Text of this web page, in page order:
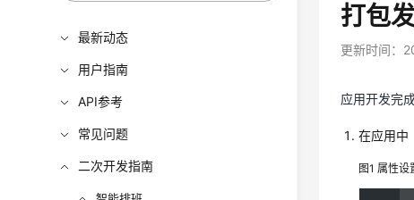
最新动态
用户指南
API参考
常见问题
二次开发指南
打包
更新时间：
应用开发完
在应用中
图1属性设